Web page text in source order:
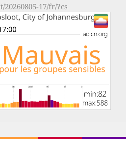
20260805-17/fr/?cs